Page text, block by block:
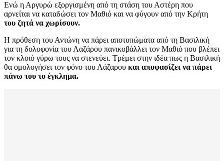
Ενώ η Αργυρώ εξοργισμένη από τη στάση του Αστέρη που
αρνείται να καταδώσει τον Μαθιό και να φύγουν από την Κρήτη
του ζητά να χωρίσουν.
Η πρόθεση του Αντώνη να πάρει αποτυπώματα από τη Βασιλική
για τη δολοφονία του Λαζάρου πανικοβάλλει τον Μαθιό που βλέπει
τον κλοιό γύρω τους να στενεύει. Τρέμει στην ιδέα πως η Βασιλική
θα ομολογήσει τον φόνο του Λάζαρου και αποφασίζει να πάρει
πάνω του το έγκλημα.